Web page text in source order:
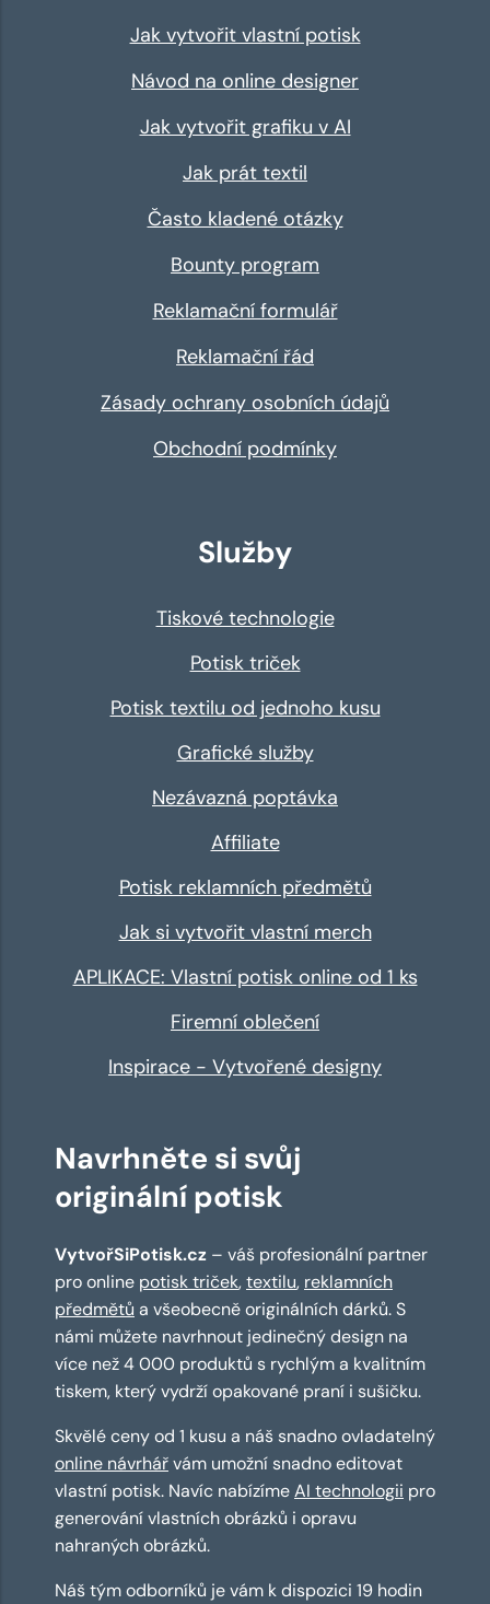
Jak vytvořit vlastní potisk
Návod na online designer
Jak vytvořit grafiku v AI
Jak prát textil
Často kladené otázky
Bounty program
Reklamační formulář
Reklamační řád
Zásady ochrany osobních údajů
Obchodní podmínky
Služby
Tiskové technologie
Potisk triček
Potisk textilu od jednoho kusu
Grafické služby
Nezávazná poptávka
Affiliate
Potisk reklamních předmětů
Jak si vytvořit vlastní merch
APLIKACE: Vlastní potisk online od 1 ks
Firemní oblečení
Inspirace - Vytvořené designy
Navrhněte si svůj
originální potisk
VytvořSiPotisk.cz – váš profesionální partner
pro online potisk triček,textilu, reklamních
předmětů a všeobecně originálních dárků. S
námi můžete navrhnout jedinečný design na
více než 4 000 produktů s rychlým a kvalitním
tiskem, který vydrží opakované praní i sušičku.
Skvělé ceny od 1 kusu a náš snadno ovladatelný
online návrhářvám umožní snadno editovat
vlastní potisk. Navíc nabízímeAI technologii pro
generování vlastních obrázků i opravu
nahraných obrázků.
Náš tým odborníků je vám k dispozici 19 hodin